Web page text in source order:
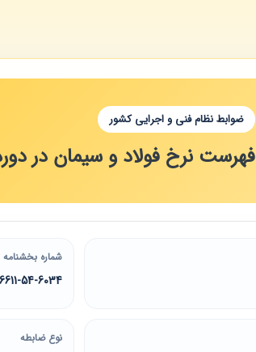
ضوابط نظام فنی و اجرایی کشور
فهرست نرخ فولاد و سیمان در
شماره بخشنامه
54-6034
نوع ضابطه